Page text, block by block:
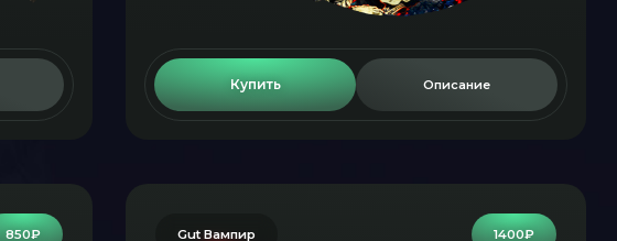
Купить Описание
850₽ 1400₽
Gut Вампир